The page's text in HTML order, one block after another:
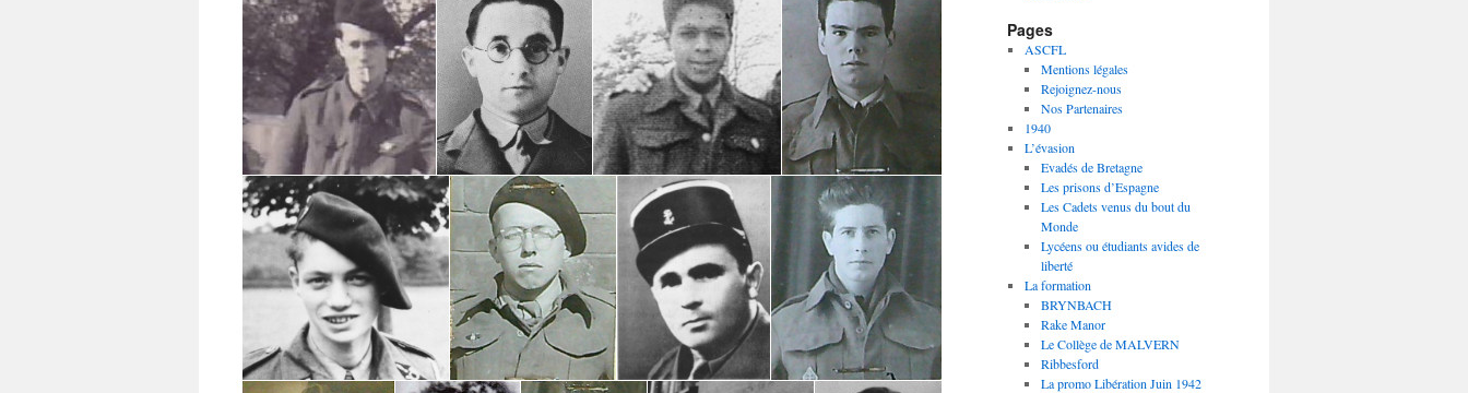
Pages
ASCFL
Mentions légales
Rejoignez-nous
Nos Partenaires
1940
L’évasion
Evadés de Bretagne
Les prisons d’Espagne
Les Cadets venus du bout du
Monde
Lycéens ou étudiants avides de
liberté
La formation
BRYNBACH
Rake Manor
Le Collège de MALVERN
Ribbesford
La promo Libération Juin 1942